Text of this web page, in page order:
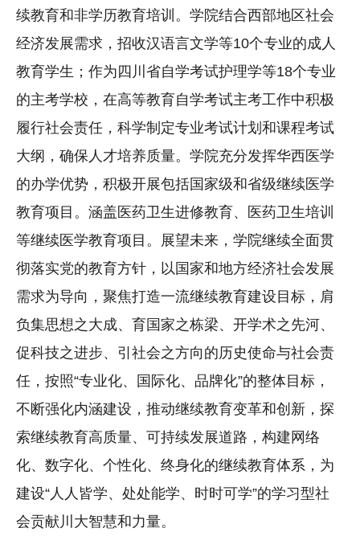
续教育和非学历教育培训。学院结合西部地区社会
经济发展需求，招收汉语言文学等10个专业的成人
教育学生；作为四川省自学考试护理学等18个专业
的主考学校，在高等教育自学考试主考工作中积极
履行社会责任，科学制定专业考试计划和课程考试
大纲，确保人才培养质量。学院充分发挥华西医学
的办学优势，积极开展包括国家级和省级继续医学
教育项目。涵盖医药卫生进修教育、医药卫生培训
等继续医学教育项目。展望未来，学院继续全面贯
彻落实党的教育方针，以国家和地方经济社会发展
需求为导向，聚焦打造一流继续教育建设目标，肩
负集思想之大成、育国家之栋梁、开学术之先河、
促科技之进步、引社会之方向的历史使命与社会责
任，按照“专业化、国际化、品牌化”的整体目标，
不断强化内涵建设，推动继续教育变革和创新，探
索继续教育高质量、可持续发展道路，构建网络
化、数字化、个性化、终身化的继续教育体系，为
建设“人人皆学、处处能学、时时可学”的学习型社
会贡献川大智慧和力量。